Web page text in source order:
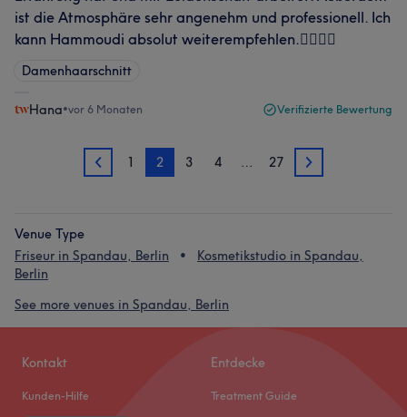
ist die Atmosphäre sehr angenehm und professionell. Ich
kann Hammoudi absolut weiterempfehlen.💇🏻‍♀️✨
Damenhaarschnitt
Hana•vor 6 Monaten Verifizierte Bewertung
1 1 2 3 4 … 27 3
Venue Type
Friseur in Spandau, Berlin
Kosmetikstudio in Spandau,
Berlin
See more venues in Spandau, Berlin
Kontakt
Kunden-Hilfe
Entdecke
Treatment Guide